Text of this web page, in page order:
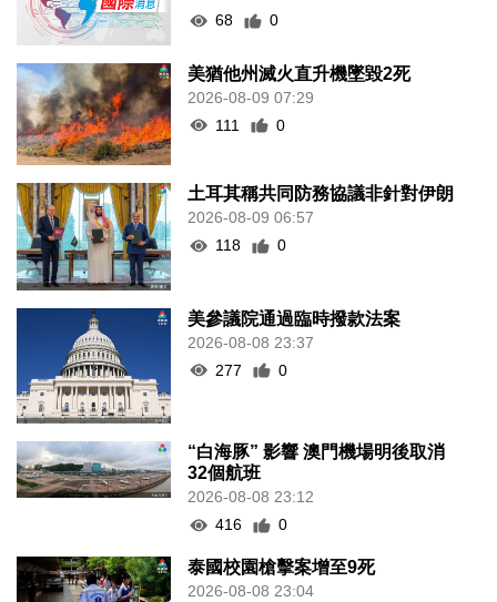
68
0
美猶他州滅火直升機墜毀2死
2026-08-09 07:29
111
0
土耳其稱共同防務協議非針對伊朗
2026-08-09 06:57
118
0
美參議院通過臨時撥款法案
2026-08-08 23:37
277
0
“白海豚” 影響 澳門機場明後取消
32個航班
2026-08-08 23:12
416
0
泰國校園槍擊案增至9死
2026-08-08 23:04